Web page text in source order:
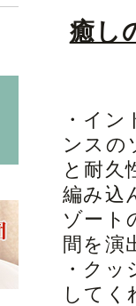
癒し
・イ
ンスの
と耐久
編み込
ゾート
間を演
・ク
してく